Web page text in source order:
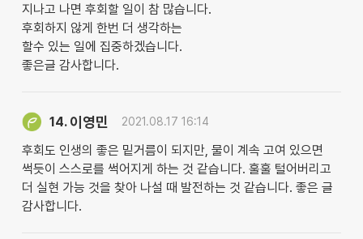
지나고 나면 후회할 일이 참 많습니다.
후회하지 않게 한번 더 생각하는
할수 있는 일에 집중하겠습니다.
좋은글 감사합니다.
14. 이영민 2021.08.17 16:14
후회도 인생의 좋은 밑거름이 되지만, 물이 계속 고여 있으면
썩듯이 스스로를 썩어지게 하는 것 같습니다. 훌훌 털어버리고
더 실현 가능 것을 찾아 나설 때 발전하는 것 같습니다. 좋은 글
감사합니다.